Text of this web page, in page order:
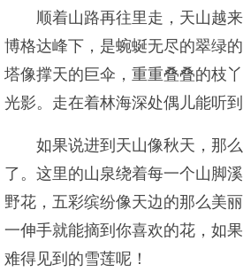
顺着山路再往里走，天山越
博格达峰下，是蜿蜒无尽的翠绿
塔像撑天的巨伞，重重叠叠的枝
光影。走在着林海深处偶儿能听到
如果说进到天山像秋天，那
了。这里的山泉绕着每一个山脚
野花，五彩缤纷像天边的那么美
一伸手就能摘到你喜欢的花，如
难得见到的雪莲呢！